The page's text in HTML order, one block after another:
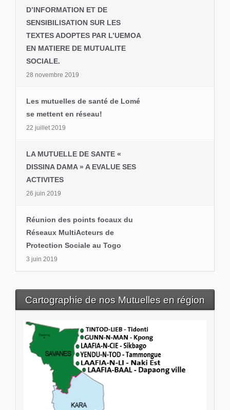
D’INFORMATION ET DE
SENSIBILISATION SUR LES
TEXTES ADOPTES PAR L’UEMOA
EN MATIERE DE MUTUALITE
SOCIALE.
28 novembre 2019
Les mutuelles de santé de Lomé
se mettent en réseau!
22 juillet 2019
LA MUTUELLE DE SANTE «
DISSINA DAMA » A EVALUE SES
ACTIVITES
26 juin 2019
Réunion des points focaux du
Réseaux MultiActeurs de
Protection Sociale au Togo
3 juin 2019
Cartographie de nos Mutuelles en région